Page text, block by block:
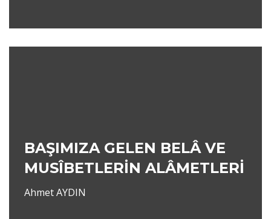
BAŞIMIZA GELEN BELÂ VE
MUSÎBETLERİN ALÂMETLERİ
Ahmet AYDIN